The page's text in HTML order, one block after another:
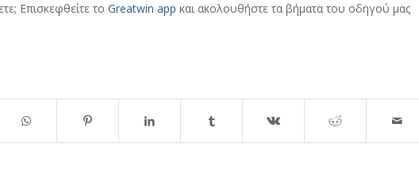
Επισκεφθείτε το Greatwin app και ακολουθήστε τα βήματα του οδηγού μας